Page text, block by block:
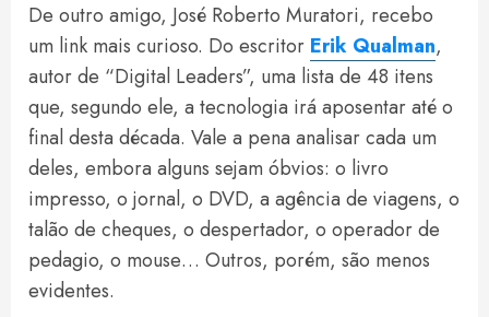
De outro amigo, José Roberto Muratori, recebo
um link mais curioso. Do escritor Erik Qualman,
autor de “Digital Leaders”, uma lista de 48 itens
que, segundo ele, a tecnologia irá aposentar até o
final desta década. Vale a pena analisar cada um
deles, embora alguns sejam óbvios: o livro
impresso, o jornal, o DVD, a agência de viagens, o
talão de cheques, o despertador, o operador de
pedagio, o mouse… Outros, porém, são menos
evidentes.